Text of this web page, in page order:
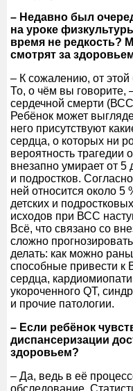
– Недавно был
на уроке
время не редкость?
смотрят за
– К сожалению, от
То, о чём вы говорите,
сердечной смерти
Ребёнок может
него присутствуют
сердца, о которых ни
вероятность
внезапно умирает от
и подростков.
ней относится около 5
детских и
исходов при ВСС
Всё, что связано со
сложно
делать: как можно
способные привести
сердца,
укороченного QT,
и прочие патологии.
– Если ребёнок
диспансеризации
здоровьем?
– Да, ведь в её
обследование.